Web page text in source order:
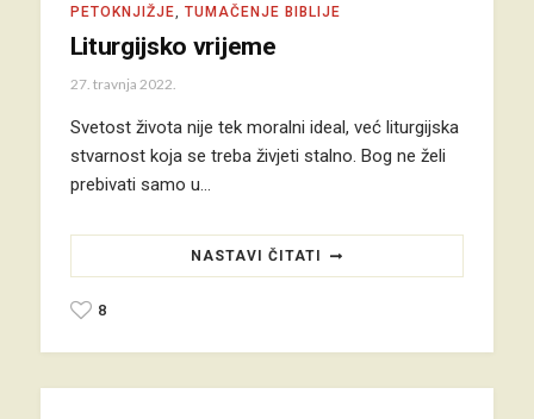
PETOKNJIŽJE TUMAČENJE BIBLIJE
Liturgijsko vrijeme
27. travnja 2022.
Svetost života nije tek moralni ideal, već liturgijska
stvarnost koja se treba živjeti stalno. Bog ne želi
prebivati samo u…
NASTAVI ČITATI
8